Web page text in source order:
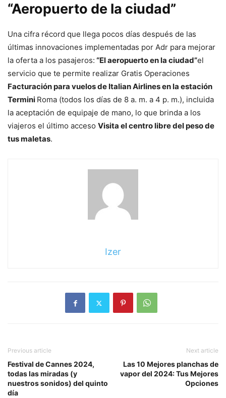
“Aeropuerto de la ciudad”
Una cifra récord que llega pocos días después de las
últimas innovaciones implementadas por Adr para mejorar
la oferta a los pasajeros: “El aeropuerto en la ciudad”el
servicio que te permite realizar Gratis Operaciones
Facturación para vuelos de Italian Airlines en la estación
Termini Roma (todos los días de 8 a. m. a 4 p. m.), incluida
la aceptación de equipaje de mano, lo que brinda a los
viajeros el último acceso Visita el centro libre del peso de
tus maletas.
Izer
Previous article
Festival de Cannes 2024,
todas las miradas (y
nuestros sonidos) del quinto
día
Next article
Las 10 Mejores planchas de
vapor del 2024: Tus Mejores
Opciones